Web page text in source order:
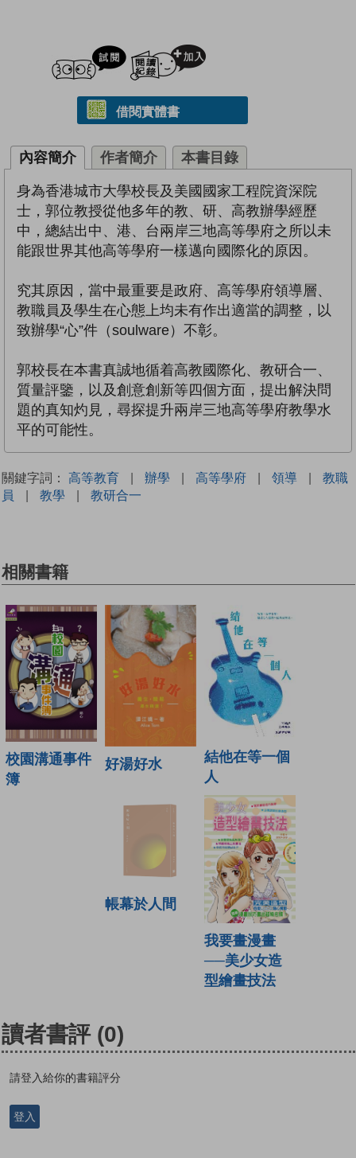
試閲
借閱實體書
內容簡介 作者簡介 本書目錄
身為香港城市大學校長及美國國家工程院資深院
士，郭位教授從他多年的教、研、高教辦學經歷
中，總結出中、港、台兩岸三地高等學府之所以未
能跟世界其他高等學府一樣邁向國際化的原因。
究其原因，當中最重要是政府、高等學府領導層、
教職員及學生在心態上均未有作出適當的調整，以
致辦學“心”件（soulware）不彰。
郭校長在本書真誠地循着高教國際化、教研合一、
質量評鑒，以及創意創新等四個方面，提出解決問
題的真知灼見，尋探提升兩岸三地高等學府教學水
平的可能性。
關鍵字詞： 高等教育 | 辦學 | 高等學府 | 領導 |
教職
員
| 教學 | 教研合一
相關書籍
校園溝通事件
簿
好湯好水
結他在等一個
人
帳幕於人間
我要畫漫畫
──美少女造
型繪畫技法
讀者書評 (0)
請登入給你的書籍評分
登入